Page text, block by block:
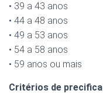
• 39 a 43 anos
• 44 a 48 anos
• 49 a 53 anos
• 54 a 58 anos
• 59 anos ou mais
Critérios de